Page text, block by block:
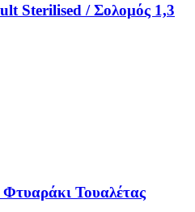
Sterilised / Σολομός 1,3
Τουαλέτας